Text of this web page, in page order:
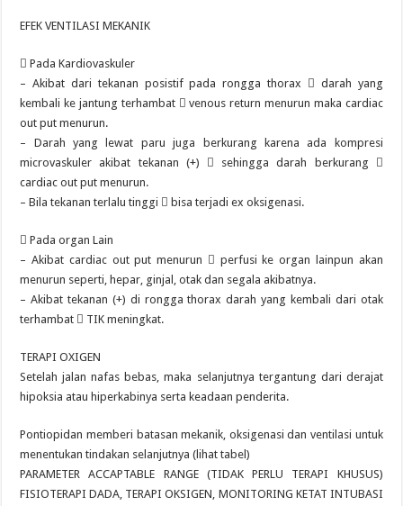
EFEK VENTILASI MEKANIK
 Pada Kardiovaskuler
– Akibat dari tekanan posistif pada rongga thorax  darah yang
kembali ke jantung terhambat  venous return menurun maka cardiac
out put menurun.
– Darah yang lewat paru juga berkurang karena ada kompresi
microvaskuler akibat tekanan (+)  sehingga darah berkurang 
cardiac out put menurun.
– Bila tekanan terlalu tinggi  bisa terjadi ex oksigenasi.
 Pada organ Lain
– Akibat cardiac out put menurun  perfusi ke organ lainpun akan
menurun seperti, hepar, ginjal, otak dan segala akibatnya.
– Akibat tekanan (+) di rongga thorax darah yang kembali dari otak
terhambat  TIK meningkat.
TERAPI OXIGEN
Setelah jalan nafas bebas, maka selanjutnya tergantung dari derajat
hipoksia atau hiperkabinya serta keadaan penderita.
Pontiopidan memberi batasan mekanik, oksigenasi dan ventilasi untuk
menentukan tindakan selanjutnya (lihat tabel)
PARAMETER ACCAPTABLE RANGE (TIDAK PERLU TERAPI KHUSUS)
FISIOTERAPI DADA, TERAPI OKSIGEN, MONITORING KETAT INTUBASI